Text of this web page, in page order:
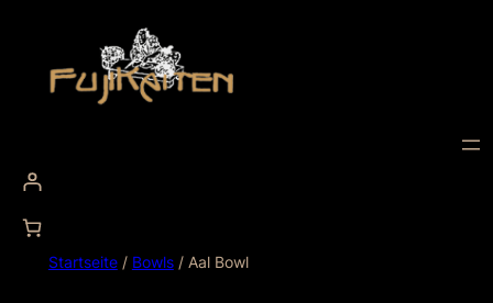
Startseite/ Bowls/ Aal Bowl